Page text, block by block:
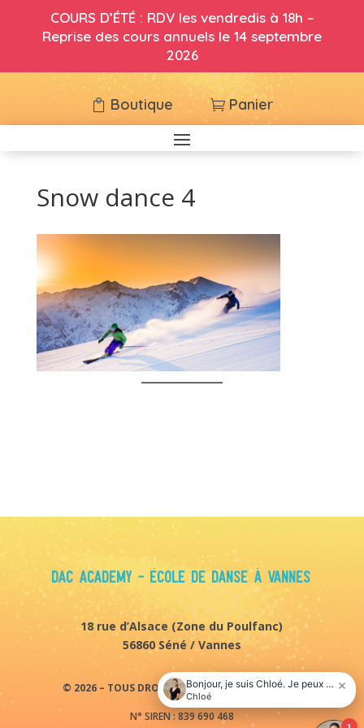
COURS D’ÉTÉ : RDV les vendredis à 18h –
Reprise des cours annuels le 14 septembre
2026
Boutique Panier
Snow dance 4
DAC Academy - École de danse à Vannes
18 rue d’Alsace (Zone du Poulfanc)
56860 Séné / Vannes
© 2026 – TOUS DROITS RÉSERVÉS. DAC ACADEMY
N° SIREN : 839 690 468